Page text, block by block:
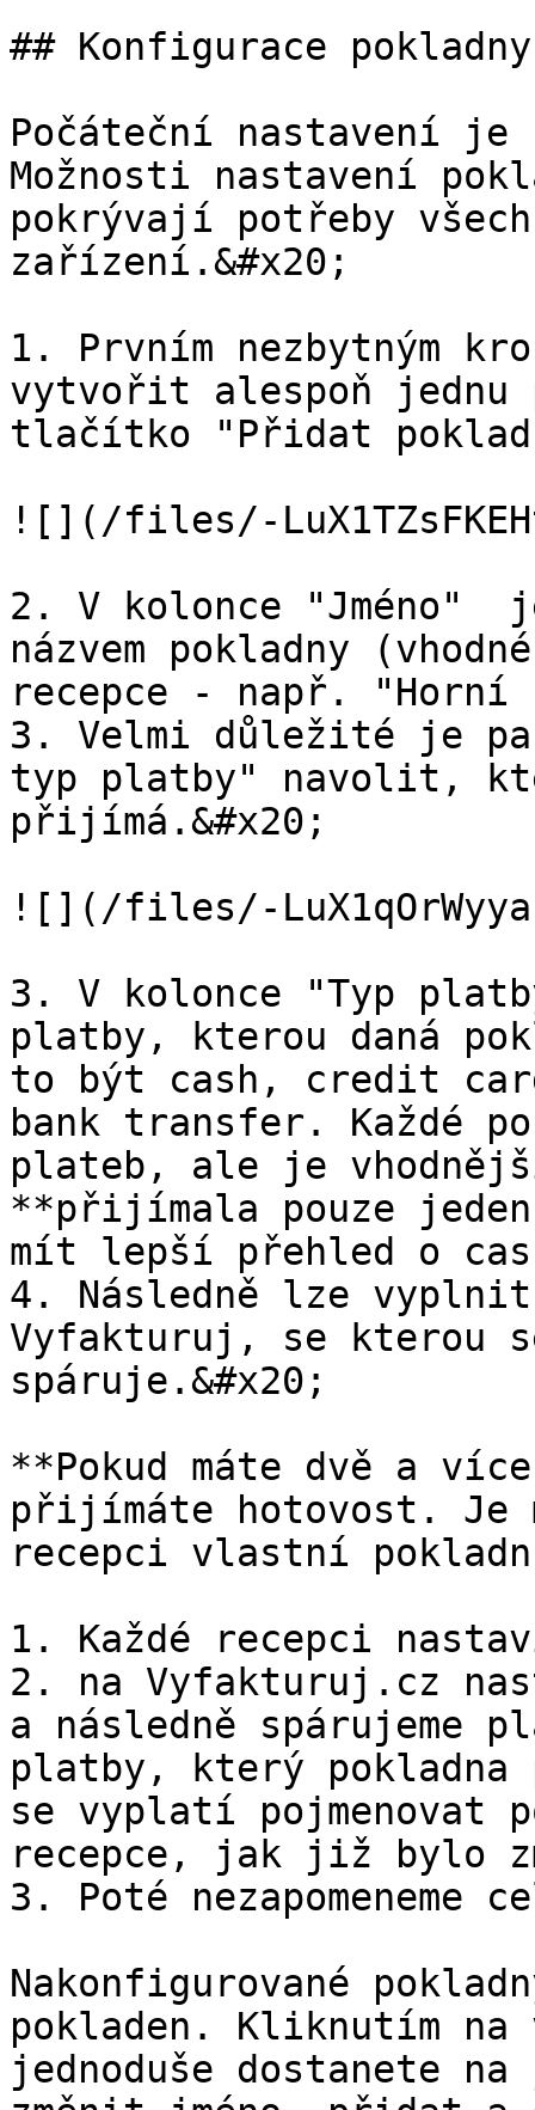
## Konfigurace pokladny
Počáteční nastavení je
Možnosti nastavení
pokrývají potřeby
zařízení.&#x20;
1. Prvním nezbytným
vytvořit alespoň jednu
tlačítko "Přidat
![](/files/-
2. V kolonce "Jméno"
názvem pokladny
recepce - např. "Horní
3. Velmi důležité je
typ platby" navolit,
přijímá.&#x20;
![](/files/-
3. V kolonce "Typ
platby, kterou daná
to být cash, credit
bank transfer. Každé
plateb, ale je
**přijímala pouze
mít lepší přehled o
4. Následně lze
Vyfakturuj, se kterou
spáruje.&#x20;
**Pokud máte dvě a
přijímáte hotovost. Je
recepci vlastní
1. Každé recepci
2. na Vyfakturuj.cz
a následně spárujeme
platby, který pokladna
se vyplatí pojmenovat
recepce, jak již bylo
3. Poté
Nakonfigurované
pokladen. Kliknutím na
jednoduše dostanete